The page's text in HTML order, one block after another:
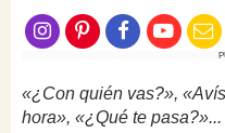
«¿Con quién vas?»,
hora», «¿Qué te